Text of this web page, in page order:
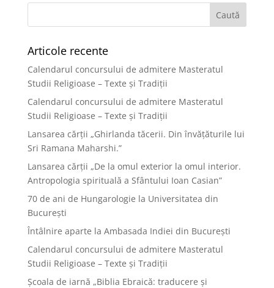
Articole recente
Calendarul concursului de admitere Masteratul
Studii Religioase – Texte și Tradiții
Calendarul concursului de admitere Masteratul
Studii Religioase – Texte și Tradiții
Lansarea cărții „Ghirlanda tăcerii. Din învățăturile lui
Sri Ramana Maharshi.”
Lansarea cărții „De la omul exterior la omul interior.
Antropologia spirituală a Sfântului Ioan Casian”
70 de ani de Hungarologie la Universitatea din
București
Întâlnire aparte la Ambasada Indiei din București
Calendarul concursului de admitere Masteratul
Studii Religioase – Texte și Tradiții
Școala de iarnă „Biblia Ebraică: traducere și